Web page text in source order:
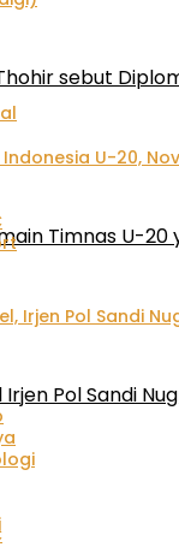
sebut
Timnas U-
Irjen Pol Sandi